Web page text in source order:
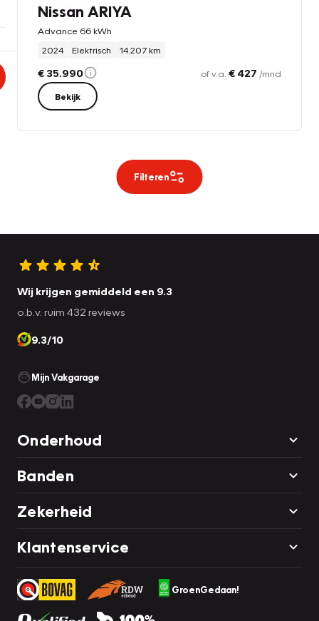
Nissan ARIYA
Advance 66 kWh
2024
Elektrisch 14.207 km
€ 35.990 of v.a. € 427 /mnd
Bekijk
Filteren
Wij krijgen gemiddeld een 9.3
o.b.v. ruim 432 reviews
9.3/10
Mijn Vakgarage
Onderhoud
Banden
Zekerheid
Klantenservice
GroenGedaan!